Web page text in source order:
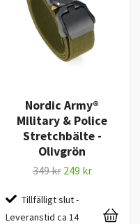
Nordic Army®
Military & Police
Stretchbälte -
Olivgrön
349 kr 249 kr
Tillfälligt slut -
Leveranstid ca 14